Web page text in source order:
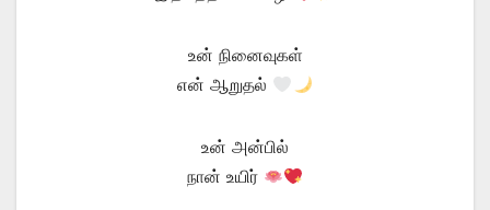
உன் நினைவுகள்
என் ஆறுதல்
உன் அன்பில்
நான் உயிர்